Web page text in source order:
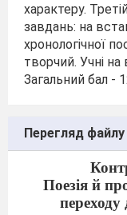
характеру.
завдань: на
хронологічної
творчий. Учні
Загальний бал -
Перегляд файлу
Поезія й
переходу